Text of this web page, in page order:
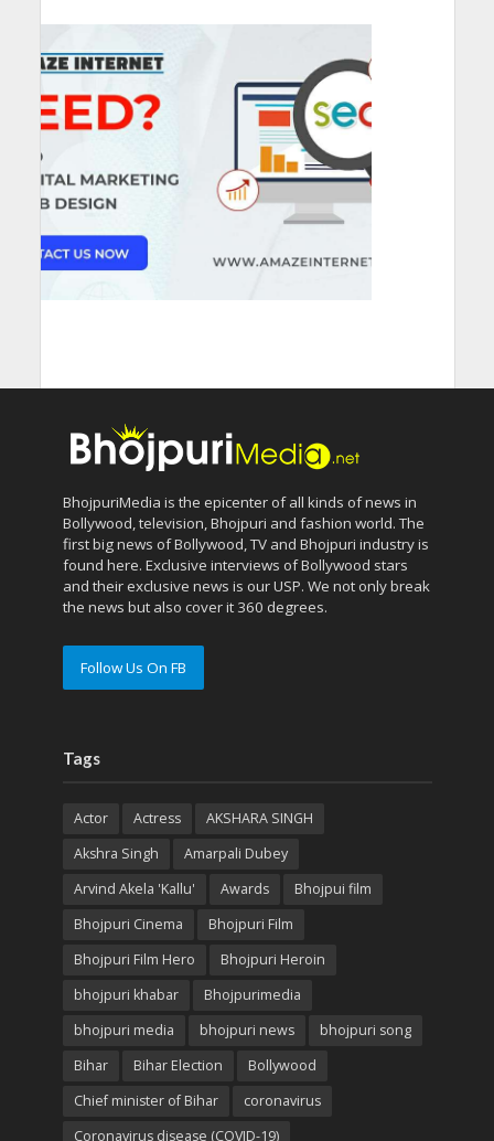
BhojpuriMedia is the epicenter of all kinds of news in
Bollywood, television, Bhojpuri and fashion world. The
first big news of Bollywood, TV and Bhojpuri industry is
found here. Exclusive interviews of Bollywood stars
and their exclusive news is our USP. We not only break
the news but also cover it 360 degrees.
Follow Us On FB
Tags
Actor Actress
AKSHARA SINGH
Akshra Singh
Amarpali Dubey
Arvind Akela 'Kallu'
Awards
Bhojpui film
Bhojpuri Cinema
Bhojpuri Film
Bhojpuri Film Hero
Bhojpuri Heroin
bhojpuri khabar
Bhojpurimedia
bhojpuri media
bhojpuri news
bhojpuri song
Bihar
Bihar Election
Bollywood
Chief minister of Bihar
coronavirus
Coronavirus disease (COVID-19)